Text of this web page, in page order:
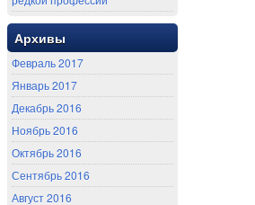
Архивы
Февраль 2017
Январь 2017
Декабрь 2016
Ноябрь 2016
Октябрь 2016
Сентябрь 2016
Август 2016